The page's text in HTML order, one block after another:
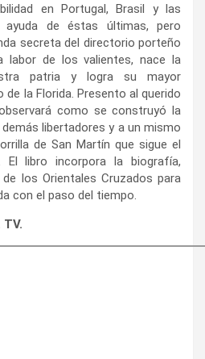
en Portugal, Brasil y las
ayuda de éstas últimas, pero
secreta del directorio porteño
labor de los valientes, nace la
patria y logra su mayor
de la Florida. Presento al querido
como se construyó la
libertadores y a un mismo
de San Martín que sigue el
libro incorpora la biografía,
los Orientales Cruzados para
con el paso del tiempo.
TV.